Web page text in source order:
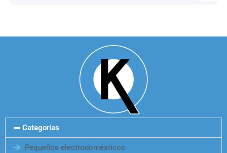
Categorías
Pequeños electrodomésticos